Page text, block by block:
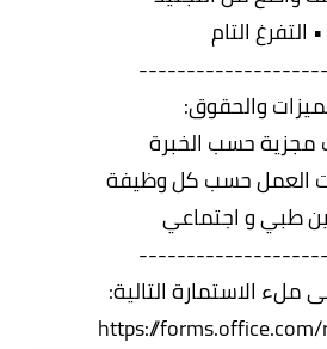
• التفرغ التام
والحقوق:
مجزية حسب الخبرة
العمل حسب كل وظيفة
طبي و اجتماعي
ملء الاستمارة التالية:
https://forms.office.com/